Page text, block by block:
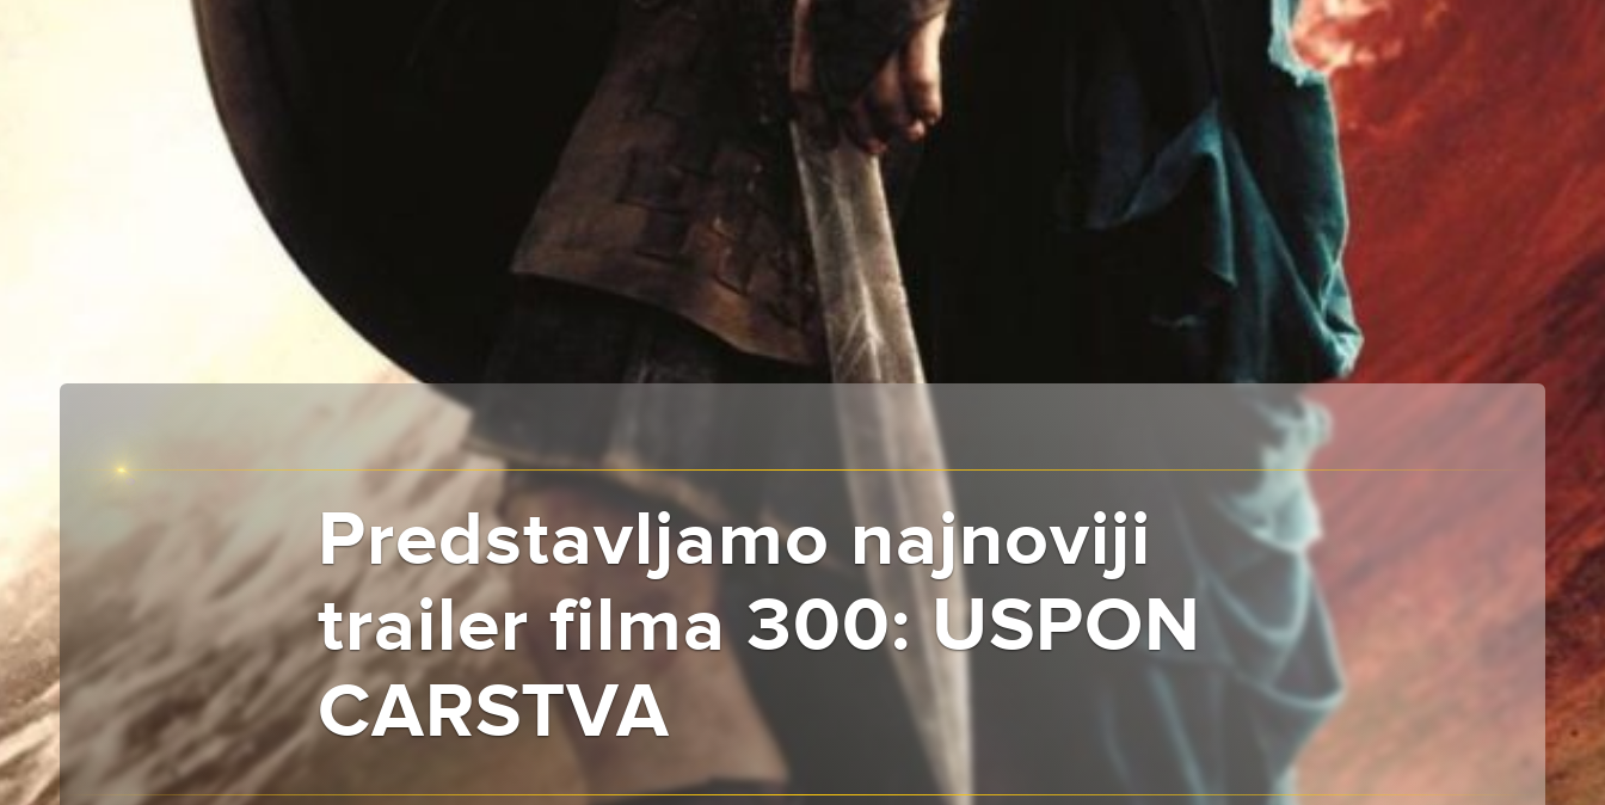
Predstavljamo najnoviji
trailer filma 300: USPON
CARSTVA